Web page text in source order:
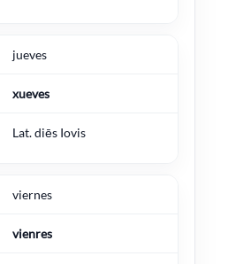
jueves
xueves
Lat. diēs Iovis
viernes
vienres